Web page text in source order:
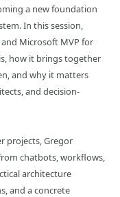
a new foundation
In this session,
Microsoft MVP for
how it brings together
and why it matters
and decision-
projects, Gregor
chatbots, workflows,
architecture
and a concrete